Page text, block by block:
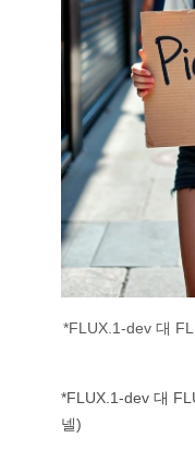
*FLUX.1-dev 대
*FLUX.1-dev 대
넬)